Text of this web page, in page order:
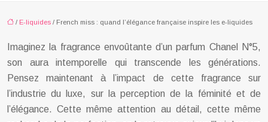
/ E-liquides / French miss : quand l’élégance française inspire les e-liquides
Imaginez la fragrance envoûtante d’un parfum Chanel N°5,
son aura intemporelle qui transcende les générations.
Pensez maintenant à l’impact de cette fragrance sur
l’industrie du luxe, sur la perception de la féminité et de
l’élégance. Cette même attention au détail, cette même